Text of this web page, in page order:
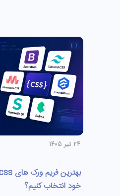
۲۴ تیر ۱۴۰۵
خود انتخاب کنیم؟